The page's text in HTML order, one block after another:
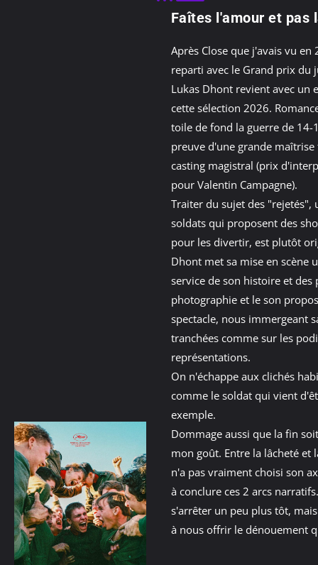
Faîtes l'amour et pas
Après Close que j'avais vu en
reparti avec le Grand prix du
Lukas Dhont revient avec un
cette sélection 2026.
toile de fond la guerre de
preuve d'une grande
casting magistral (prix
pour Valentin Campagne).
Traiter du sujet des "rejetés",
soldats qui proposent des
pour les divertir, est plutôt
Dhont met sa mise en scène
service de son histoire et des
photographie et le son
spectacle, nous immergeant
tranchées comme sur les
représentations.
On n'échappe aux clichés
comme le soldat qui vient
exemple.
Dommage aussi que la fin
mon goût. Entre la lâcheté et
n'a pas vraiment choisi son
à conclure ces 2 arcs
s'arrêter un peu plus tôt,
à nous offrir le dénouement